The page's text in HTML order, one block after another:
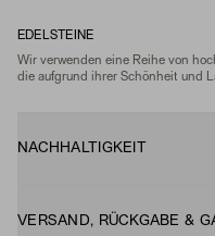
EDELSTEINE
Wir verwenden eine Reihe von
die aufgrund ihrer Schönheit und
NACHHALTIGKEIT
VERSAND, RÜCKGABE &